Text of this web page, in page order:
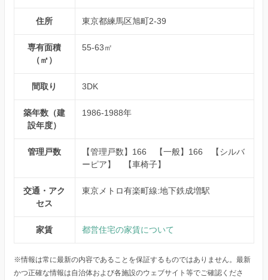
住所 東京都練馬区旭町2-39
専有面積
（㎡）
55-63㎡
間取り 3DK
築年数（建
設年度）
1986-1988年
管理戸数
【管理戸数】166 【一般】166 【シルバ
ーピア】 【車椅子】
交通・アク
セス
東京メトロ有楽町線:地下鉄成増駅
家賃 都営住宅の家賃について
※情報は常に最新の内容であることを保証するものではありません。最新
かつ正確な情報は自治体および各施設のウェブサイト等でご確認くださ